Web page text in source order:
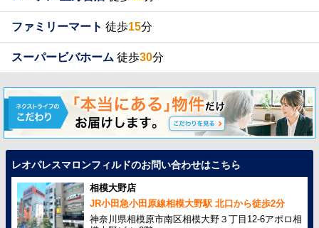
ファミリーマート 徒歩15分
スーパービバホーム 徒歩30分
レオパレスマロンフィルドのお問い合わせはこちら
相模大野店
JR小田急小田原線相模大野駅 北口から徒歩2分
神奈川県相模原市南区相模大野３丁目12-6アポロ相